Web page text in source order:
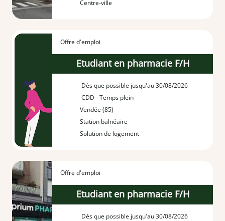
Centre-ville
Offre d'emploi
Etudiant en pharmacie F/H
Dès que possible jusqu'au 30/08/2026
CDD - Temps plein
Vendée (85)
Station balnéaire
Solution de logement
Offre d'emploi
Etudiant en pharmacie F/H
Dès que possible jusqu'au 30/08/2026